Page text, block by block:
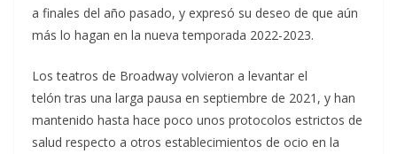
a finales del año pasado, y expresó su deseo de que aún
más lo hagan en la nueva temporada 2022-2023.
Los teatros de Broadway volvieron a levantar el
telón tras una larga pausa en septiembre de 2021, y han
mantenido hasta hace poco unos protocolos estrictos de
salud respecto a otros establecimientos de ocio en la